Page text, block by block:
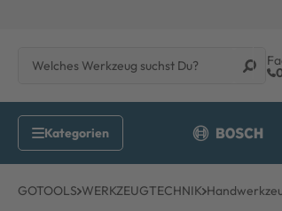
GOTOOLS WERKZEUGTECHNIK